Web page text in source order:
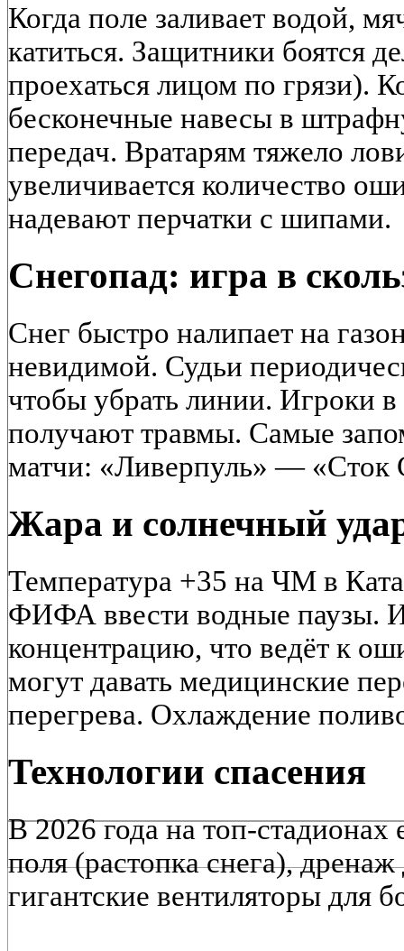
Когда поле заливает водой,
катиться. Защитники боятся
проехаться лицом по грязи).
бесконечные навесы в
передач. Вратарям тяжело
увеличивается количество
надевают перчатки с шипами.
Снегопад: игра в
Снег быстро налипает на
невидимой. Судьи
чтобы убрать линии. Игроки в
получают травмы. Самые
матчи: «Ливерпуль» — «Сток
Жара и солнечный
Температура +35 на ЧМ в
ФИФА ввести водные паузы.
концентрацию, что ведёт к
могут давать медицинские
перегрева. Охлаждение
Технологии спасения
В 2026 года на топ-стадионах
поля (растопка снега),
гигантские вентиляторы для